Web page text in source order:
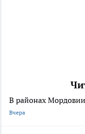
В районах
Вчера